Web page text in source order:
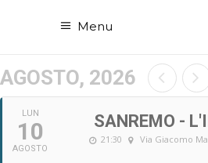
Menu
AGOSTO, 2026
LUN
10
AGOSTO
SANREMO -
21:30 Via Giacomo